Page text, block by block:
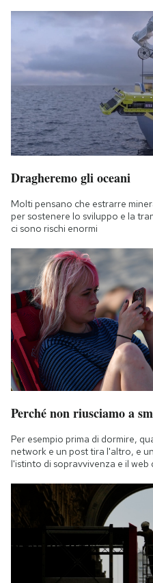
Dragheremo gli oceani
Molti pensano che estrarre
per sostenere lo sviluppo e la
ci sono rischi enormi
Perché non riusciamo a
Per esempio prima di dormire,
network e un post tira l'altro, e
l'istinto di sopravvivenza e il web